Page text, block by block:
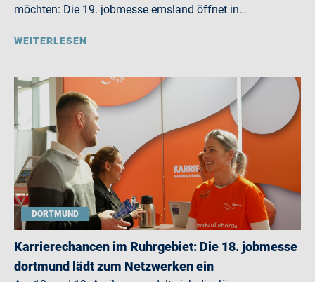
möchten: Die 19. jobmesse emsland öffnet in…
WEITERLESEN
DORTMUND
Karrierechancen im Ruhrgebiet: Die 18. jobmesse
dortmund lädt zum Netzwerken ein